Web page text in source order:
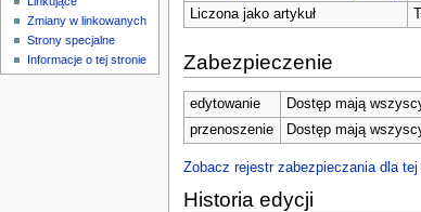
Liczona jako artykuł
Zabezpieczenie
edytowanie
Dostęp mają
przenoszenie
Dostęp mają
Zobacz rejestr zabezpieczania dla tej
Historia edycji
j
Zmiany w linkowanych
Strony specjalne
Informacje o tej stronie